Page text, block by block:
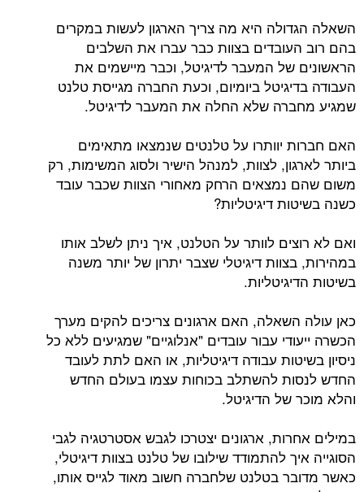
השאלה הגדולה היא מה צריך הארגון לעשות במקרים
בהם רוב העובדים בצוות כבר עברו את השלבים
הראשונים של המעבר לדיגיטל, וכבר מיישמים את
העבודה בדיגיטל ביומיום, וכעת החברה מגייסת טלנט
שמגיע מחברה שלא החלה את המעבר לדיגיטל.
האם חברות יוותרו על טלנטים שנמצאו מתאימים
ביותר לארגון, לצוות, למנהל הישיר ולסוג המשימות, רק
משום שהם נמצאים הרחק מאחורי הצוות שכבר עובד
כשנה בשיטות דיגיטליות?
ואם לא רוצים לוותר על הטלנט, איך ניתן לשלב אותו
במהירות, בצוות דיגיטלי שצבר יתרון של יותר משנה
בשיטות הדיגיטליות.
כאן עולה השאלה, האם ארגונים צריכים להקים מערך
הכשרה ייעודי עבור עובדים "אנלוגיים" שמגיעים ללא כל
ניסיון בשיטות עבודה דיגיטליות, או האם לתת לעובד
החדש לנסות להשתלב בכוחות עצמו בעולם החדש
והלא מוכר של הדיגיטל.
במילים אחרות, ארגונים יצטרכו לגבש אסטרטגיה לגבי
הסוגייה איך להתמודד שילובו של טלנט בצוות דיגיטלי,
כאשר מדובר בטלנט שלחברה חשוב מאוד לגייס אותו,